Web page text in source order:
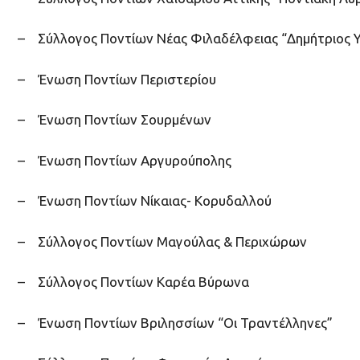
– Σύλλογος Ποντίων Νέας Φιλαδέλφειας “Δημήτριος
– Ένωση Ποντίων Περιστερίου
– Ένωση Ποντίων Σουρμένων
– Ένωση Ποντίων Αργυρούπολης
– Ένωση Ποντίων Νίκαιας- Κορυδαλλού
– Σύλλογος Ποντίων Μαγούλας & Περιχώρων
– Σύλλογος Ποντίων Καρέα Βύρωνα
– Ένωση Ποντίων Βριλησσίων “Οι Τραντέλληνες”